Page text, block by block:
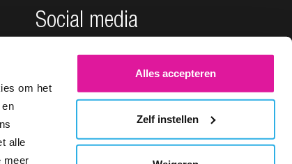
om het
alle
meer
Alles accepteren
Zelf instellen
Social media